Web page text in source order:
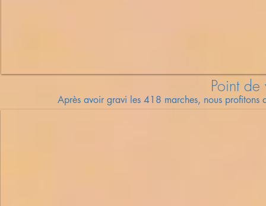
Point
Après avoir gravi les 418 marches, nous